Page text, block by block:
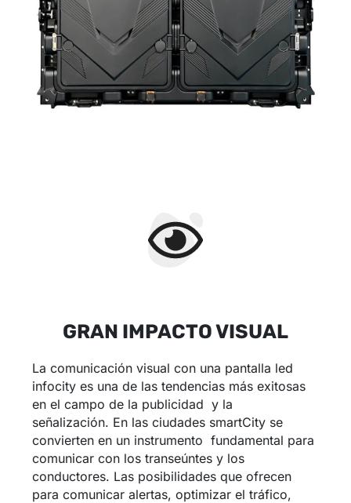
GRAN IMPACTO VISUAL
La comunicación visual con una pantalla led
infocity es una de las tendencias más exitosas
en el campo de la publicidad y la
señalización. En las ciudades smartCity se
convierten en un instrumento fundamental para
comunicar con los transeúntes y los
conductores. Las posibilidades que ofrecen
para comunicar alertas, optimizar el tráfico,